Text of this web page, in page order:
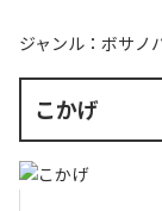
ジャンル： ボサノ
こかげ